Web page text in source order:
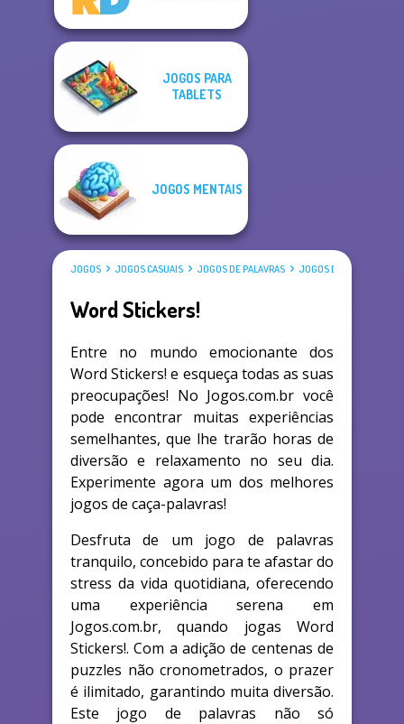
JOGOS PARA
TABLETS
JOGOS MENTAIS
JOGOS JOGOS CASUAIS JOGOS DE PALAVRAS JOGOS DE CAÇA-
Word Stickers!
Entre no mundo emocionante dos
Word Stickers! e esqueça todas as suas
preocupações! No Jogos.com.br você
pode encontrar muitas experiências
semelhantes, que lhe trarão horas de
diversão e relaxamento no seu dia.
Experimente agora um dos melhores
jogos de caça-palavras!
Desfruta de um jogo de palavras
tranquilo, concebido para te afastar do
stress da vida quotidiana, oferecendo
uma experiência serena em
Jogos.com.br, quando jogas Word
Stickers!. Com a adição de centenas de
puzzles não cronometrados, o prazer
é ilimitado, garantindo muita diversão.
Este jogo de palavras não só